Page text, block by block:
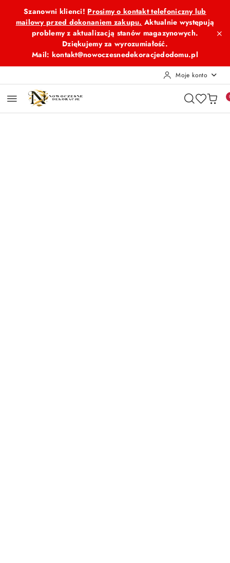
Przejdź do treści głównej
Przejdź do wyszukiwarki
Przejdź do moje konto
Przejdź do menu głównego
Przejdź do opisu produktu
Przejdź do stopki
Szanowni klienci! Prosimy o kontakt telefoniczny lub
mailowy przed dokonaniem zakupu. Aktualnie występują
problemy z aktualizacją stanów magazynowych.
Dziękujemy za wyrozumiałość.
Mail: kontakt@nowoczesnedekoracjedodomu.pl
Moje konto